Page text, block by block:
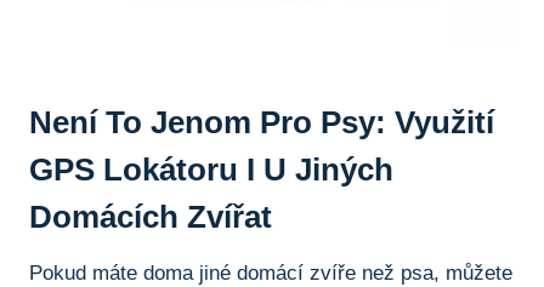
Není To Jenom Pro Psy: Využití
GPS Lokátoru I U Jiných
Domácích Zvířat
Pokud máte doma jiné domácí zvíře než psa, můžete